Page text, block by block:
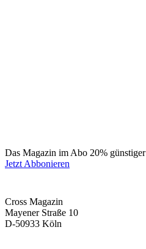
Das Magazin im Abo 20% günstiger
Jetzt Abbonieren
Cross Magazin
Mayener Straße 10
D-50933 Köln